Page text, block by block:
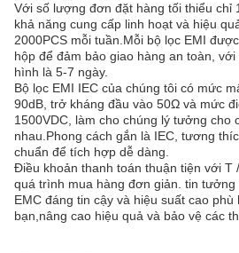
Với số lượng đơn đặt hàng tối thiểu chỉ
khả năng cung cấp linh hoạt và hiệu
2000PCS mỗi tuần.Mỗi bộ lọc EMI
hộp để đảm bảo giao hàng an toàn,
hình là 5-7 ngày.
Bộ lọc EMI IEC của chúng tôi có mức
90dB, trở kháng đầu vào 50Ω và mức
1500VDC, làm cho chúng lý tưởng cho
nhau.Phong cách gắn là IEC, tương
chuẩn để tích hợp dễ dàng.
Điều khoản thanh toán thuận tiện với T
quá trình mua hàng đơn giản. tin tưởng
EMC đáng tin cậy và hiệu suất cao
bạn,nâng cao hiệu quả và bảo vệ các